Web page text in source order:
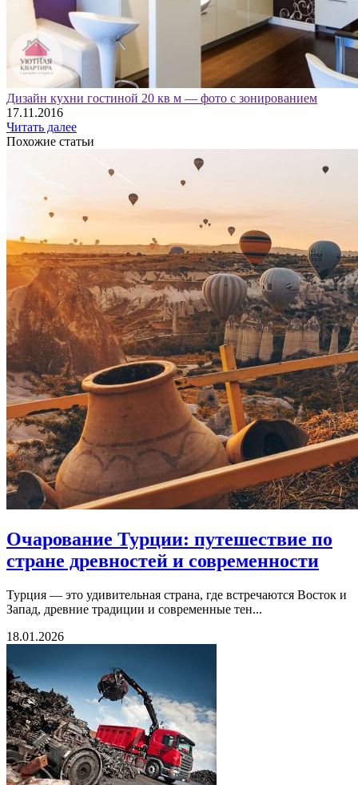
Дизайн кухни гостиной 20 кв м — фото с зонированием
17.11.2016
Читать далее
Похожие статьи
Очарование Турции: путешествие по
стране древностей и современности
Турция — это удивительная страна, где встречаются Восток и
Запад, древние традиции и современные тен...
18.01.2026